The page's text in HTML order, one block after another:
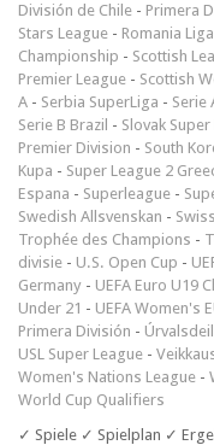
División de Chile - Primera
Stars League - Romania
Championship - Scottish
Premier League - Scottish
A - Serbia SuperLiga - Serie
Serie B Brazil - Slovak Super
Premier Division - South
Kupa - Super League 2
Espana - Superleague -
Swedish Allsvenskan -
Trophée des Champions -
divisie - U.S. Open Cup -
Germany - UEFA Euro U19
Under 21 - UEFA Women's
Primera División -
USL Super League -
Women's Nations League -
World Cup Qualifiers
✓ Spiele ✓ Spielplan ✓